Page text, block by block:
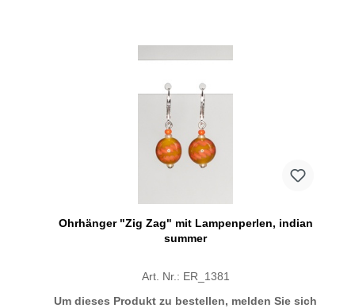
Ohrhänger "Zig Zag" mit Lampenperlen, indian
summer
Art. Nr.: ER_1381
Um dieses Produkt zu bestellen, melden Sie sich